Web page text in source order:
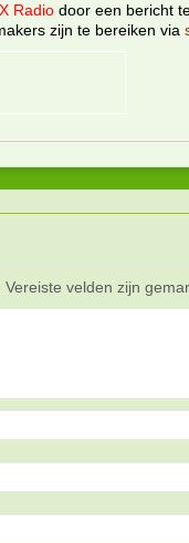
Radiodoor een bericht
zijn te bereiken via
Vereiste velden zijn